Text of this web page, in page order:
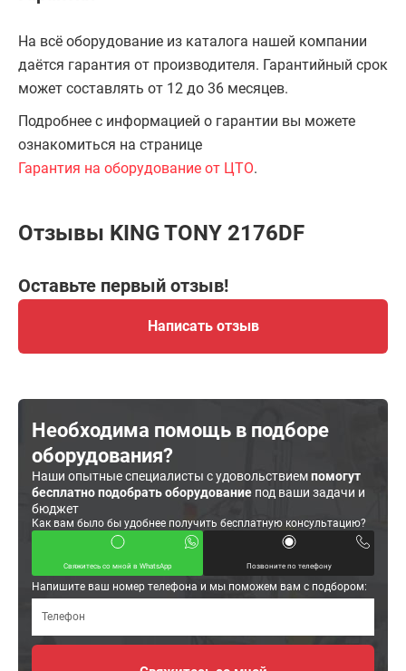
На всё оборудование из каталога нашей компании
даётся гарантия от производителя. Гарантийный срок
может составлять от 12 до 36 месяцев.
Подробнее с информацией о гарантии вы можете
ознакомиться на странице
Гарантия на оборудование от ЦТО.
Отзывы KING TONY 2176DF
Оставьте первый отзыв!
Написать отзыв
Необходима помощь в подборе
оборудования?
Наши опытные специалисты с удовольствиемпомогут
бесплатно подобрать оборудование под ваши задачи и
бюджет
Как вам было бы удобнее получить бесплатную консультацию?
Свяжитесь со мной в WhatsApp Позвоните по телефону
Напишите ваш номер телефона и мы поможем вам с подбором: